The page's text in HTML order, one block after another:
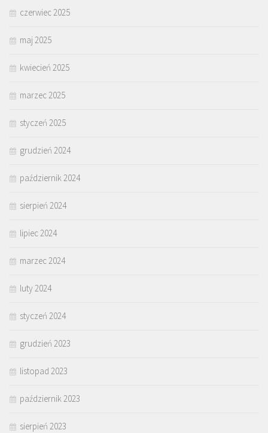
czerwiec 2025
maj 2025
kwiecień 2025
marzec 2025
styczeń 2025
grudzień 2024
październik 2024
sierpień 2024
lipiec 2024
marzec 2024
luty 2024
styczeń 2024
grudzień 2023
listopad 2023
październik 2023
sierpień 2023